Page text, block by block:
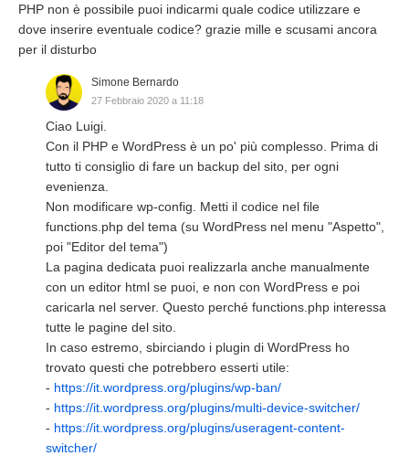
PHP non è possibile puoi indicarmi quale codice utilizzare e
dove inserire eventuale codice? grazie mille e scusami ancora
per il disturbo
Simone Bernardo
27 Febbraio 2020 a 11:18
Ciao Luigi.
Con il PHP e WordPress è un po' più complesso. Prima di
tutto ti consiglio di fare un backup del sito, per ogni
evenienza.
Non modificare wp-config. Metti il codice nel file
functions.php del tema (su WordPress nel menu "Aspetto",
poi "Editor del tema")
La pagina dedicata puoi realizzarla anche manualmente
con un editor html se puoi, e non con WordPress e poi
caricarla nel server. Questo perché functions.php interessa
tutte le pagine del sito.
In caso estremo, sbirciando i plugin di WordPress ho
trovato questi che potrebbero esserti utile:
- https://it.wordpress.org/plugins/wp-ban/
- https://it.wordpress.org/plugins/multi-device-switcher/
- https://it.wordpress.org/plugins/useragent-content-
switcher/